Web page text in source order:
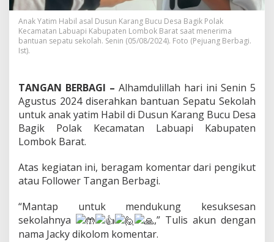
Anak Yatim Habil asal Dusun Karang Bucu Desa Bagik Polak
Kecamatan Labuapi Kabupaten Lombok Barat saat menerima
bantuan sepatu sekolah. Senin (05/08/2024). Foto (Pejuang Berbagi.
Ist).
TANGAN BERBAGI – Alhamdulillah hari ini Senin 5
Agustus 2024 diserahkan bantuan Sepatu Sekolah
untuk anak yatim Habil di Dusun Karang Bucu Desa
Bagik Polak Kecamatan Labuapi Kabupaten
Lombok Barat.
Atas kegiatan ini, beragam komentar dari pengikut
atau Follower Tangan Berbagi.
“Mantap untuk mendukung kesuksesan
sekolahnya
,” Tulis akun dengan
nama Jacky dikolom komentar.